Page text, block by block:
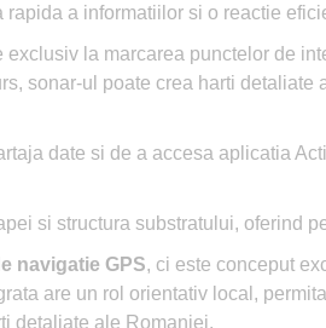
a informatiilor si o reactie
la marcarea punctelor de
sonar-ul poate crea harti
date si de a accesa aplicatia
si structura substratului, oferind
navigatie GPS, ci este conceput
are un rol orientativ local,
detaliate ale Romaniei.